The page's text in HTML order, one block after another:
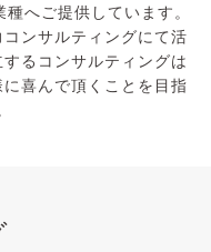
へご提供しています。
ンサルティングにて活
るコンサルティングは
喜んで頂くことを目指